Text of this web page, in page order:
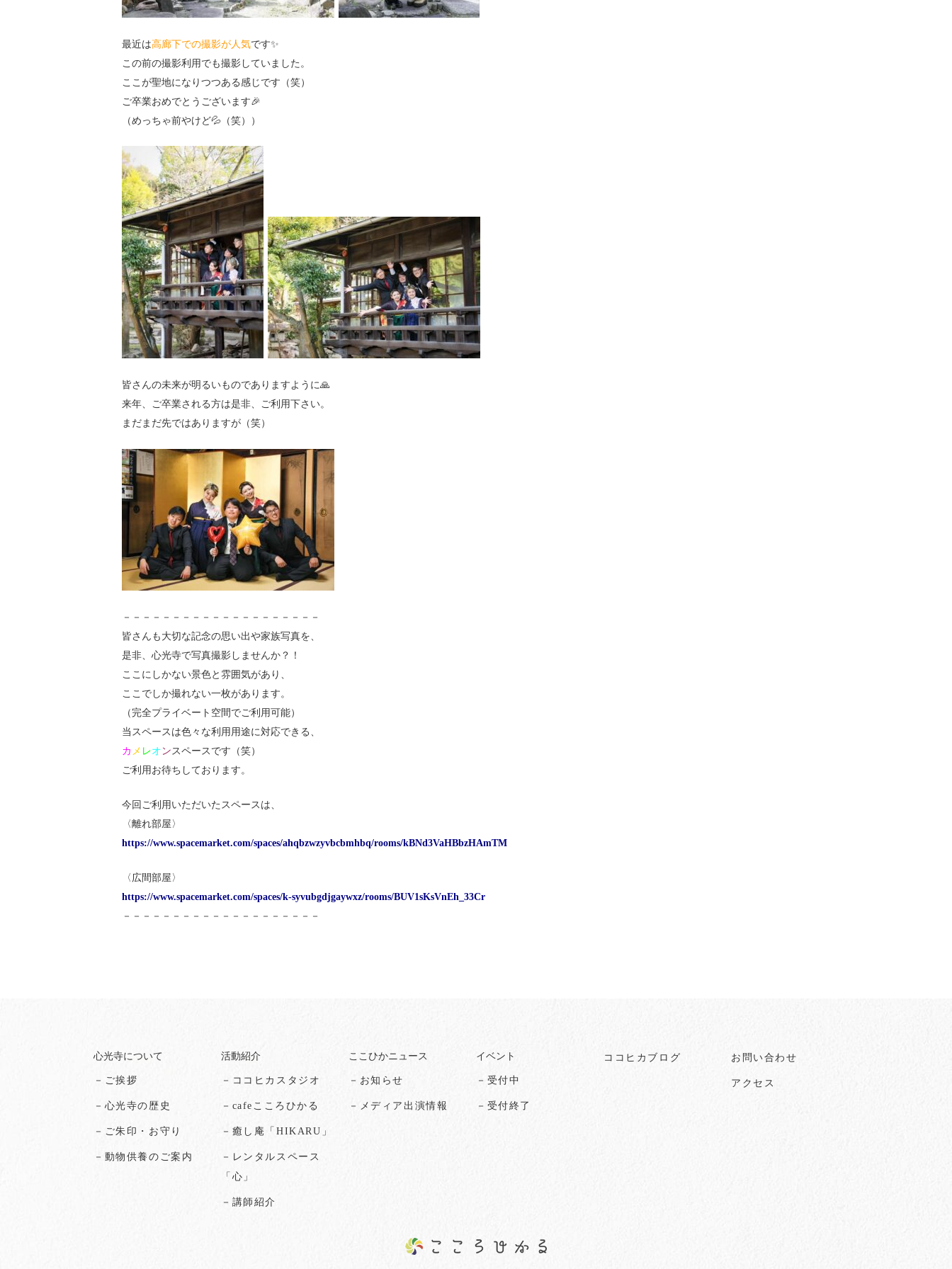
最近は高廊下での撮影が人気です✨
この前の撮影利用でも撮影していました。
ここが聖地になりつつある感じです（笑）
ご卒業おめでとうございます🎉
（めっちゃ前やけど💦（笑））
皆さんの未来が明るいものでありますように🙏
来年、ご卒業される方は是非、ご利用下さい。
まだまだ先ではありますが（笑）
－－－－－－－－－－－－－－－－－－－－
皆さんも大切な記念の思い出や家族写真を、
是非、心光寺で写真撮影しませんか？！
ここにしかない景色と雰囲気があり、
ここでしか撮れない一枚があります。
（完全プライベート空間でご利用可能）
当スペースは色々な利用用途に対応できる、
カ メ レオ ン スペースです（笑）
ご利用お待ちしております。
今回ご利用いただいたスペースは、
〈離れ部屋〉
https://www.spacemarket.com/spaces/ahqbzwzyvbcbmhbq/rooms/kBNd3VaHBbzHAmTM
〈広間部屋〉
https://www.spacemarket.com/spaces/k-syvubgdjgaywxz/rooms/BUV1sKsVnEh_33Cr
－－－－－－－－－－－－－－－－－－－－
心光寺について
－ご挨拶
－心光寺の歴史
－ご朱印・お守り
－動物供養のご案内
活動紹介
－ココヒカスタジオ
－cafeこころひかる
－癒し庵「HIKARU」
－レンタルスペース
「心」
－講師紹介
ここひかニュース
－お知らせ
－メディア出演情報
イベント
－受付中
－受付終了
ココヒカブログ お問い合わせ
アクセス